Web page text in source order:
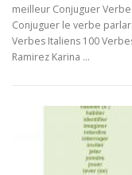
meilleur Conjuguer
Conjuguer le verbe
Verbes Italiens 100
Ramirez Karina …